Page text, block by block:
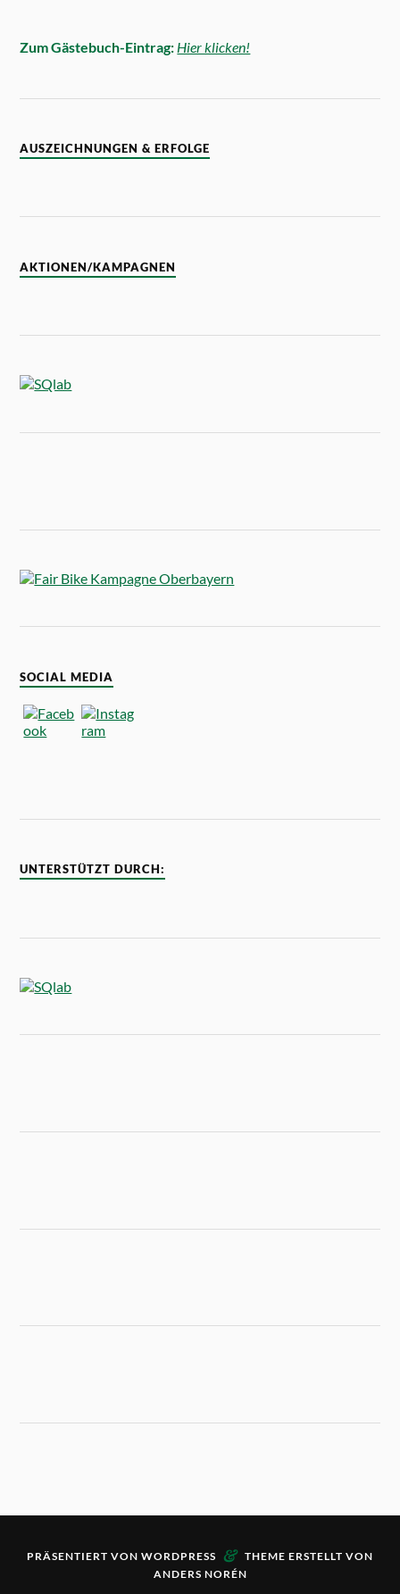
Zum Gästebuch-Eintrag: Hier klicken!
AUSZEICHNUNGEN & ERFOLGE
AKTIONEN/KAMPAGNEN
SOCIAL MEDIA
UNTERSTÜTZT DURCH:
PRÄSENTIERT VON WORDPRESS & THEME ERSTELLT VON
ANDERS NORÉN